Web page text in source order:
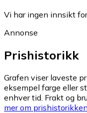
Vi har ingen innsikt
Annonse
Prishistorikk
Grafen viser laveste
eksempel farge eller
enhver tid. Frakt og
mer om prishistorikken.